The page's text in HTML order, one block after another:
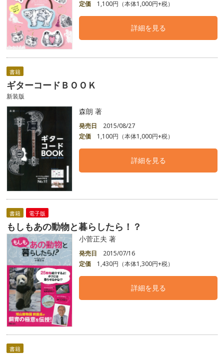
定価 1,100円（本体1,000円+税）
詳細を見る
書籍
ギターコードＢＯＯＫ
新装版
森朗 著
発売日
2015/08/27
定価
1,100円（本体1,000円+税）
詳細を見る
書籍 電子版
もしもあの動物と暮らしたら！？
小菅正夫 著
発売日
2015/07/16
定価
1,430円（本体1,300円+税）
詳細を見る
書籍